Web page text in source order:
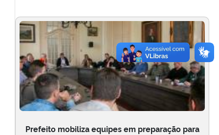
Prefeito mobiliza equipes em preparação para